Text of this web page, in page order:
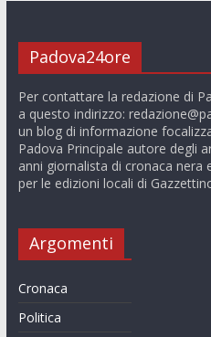
Padova24ore
Per contattare la redazione di
a questo indirizzo:
un blog di informazione
Padova Principale autore degli
anni giornalista di cronaca nera
per le edizioni locali di
Argomenti
Cronaca
Politica